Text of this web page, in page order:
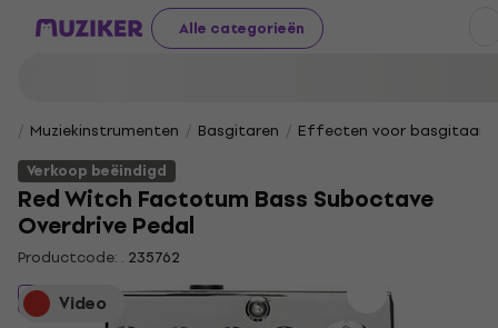
Alle categorieën
Muziekinstrumenten Basgitaren
Effecten voor basgitaar
Verkoop beëindigd
Red Witch Factotum Bass Suboctave
Overdrive Pedal
Productcode: . 235762
Video
Verkoop beëindigd